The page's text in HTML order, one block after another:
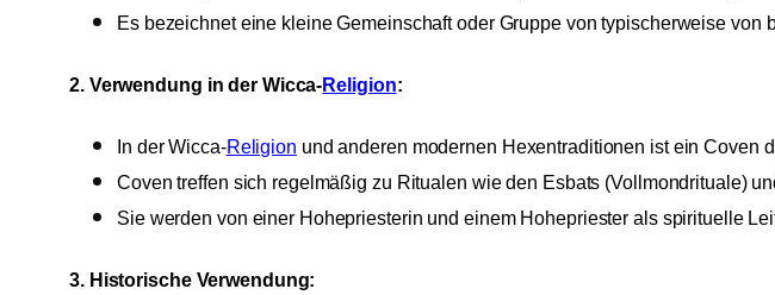
Es bezeichnet eine kleine Gemeinschaft oder Gruppe von typischerweise von
2. Verwendung in der Wicca-Religion:
In der Wicca-Religion und anderen modernen Hexentraditionen ist ein Coven
Coven treffen sich regelmäßig zu Ritualen wie den Esbats (Vollmondrituale)
Sie werden von einer Hohepriesterin und einem Hohepriester als spirituelle
3. Historische Verwendung: